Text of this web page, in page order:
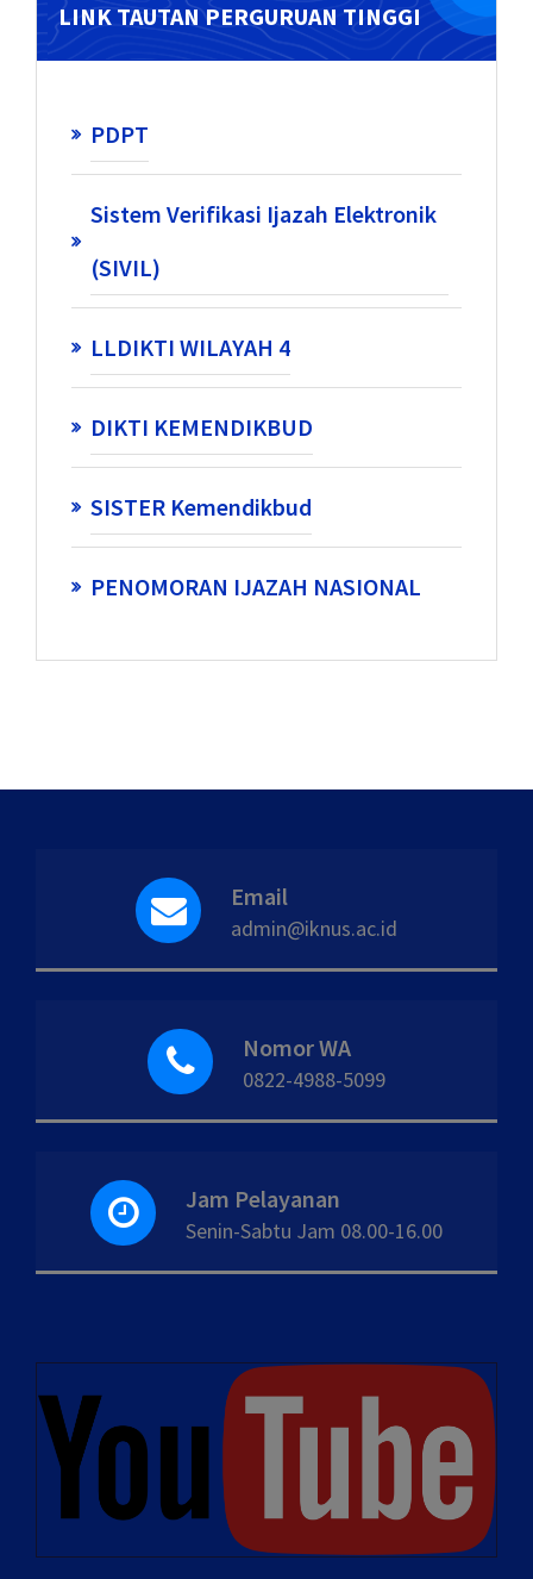
LINK TAUTAN PERGURUAN TINGGI
PDPT
Sistem Verifikasi Ijazah Elektronik
(SIVIL)
LLDIKTI WILAYAH 4
DIKTI KEMENDIKBUD
SISTER Kemendikbud
PENOMORAN IJAZAH NASIONAL
Email
admin@iknus.ac.id
Nomor WA
0822-4988-5099
Jam Pelayanan
Senin-Sabtu Jam 08.00-16.00